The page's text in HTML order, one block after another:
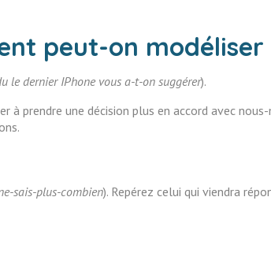
peut-on modéliser
le dernier IPhone vous a-t-on suggérer).
à prendre une décision plus en accord avec
sais-plus-combien). Repérez celui qui viendra